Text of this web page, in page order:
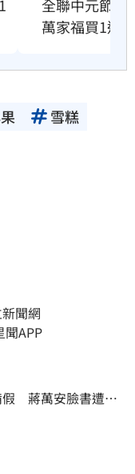
全聯中元節最
萬家福買1送1
雪糕
聞網
樂星聞APP
假 蔣萬安臉書遭網